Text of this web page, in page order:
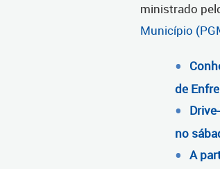
ministrado
Município
de
no
A